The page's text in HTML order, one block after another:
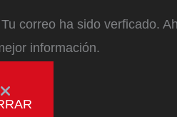
correo ha sido verficado.
información.